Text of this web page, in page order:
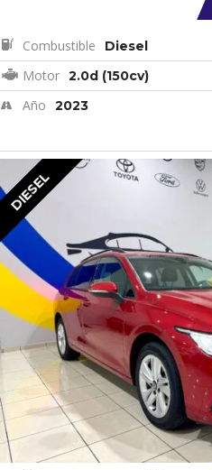
Combustible Diesel
Motor 2.0d (150cv)
Año 2023
DIESEL